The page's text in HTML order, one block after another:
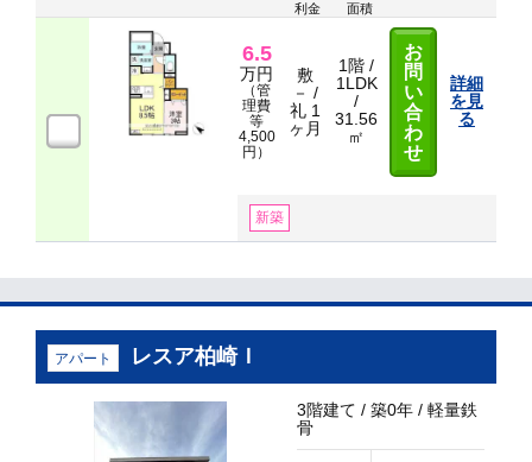
利金
面積
6.5
万円
（管
理費
等
4,500
円）
敷
－ /
礼 1
ヶ月
1階 /
1LDK
/
31.56
㎡
お
問
い
合
わ
せ
詳細
を見
る
新築
アパート レスア柏崎Ｉ
3階建て / 築0年 / 軽量鉄
骨